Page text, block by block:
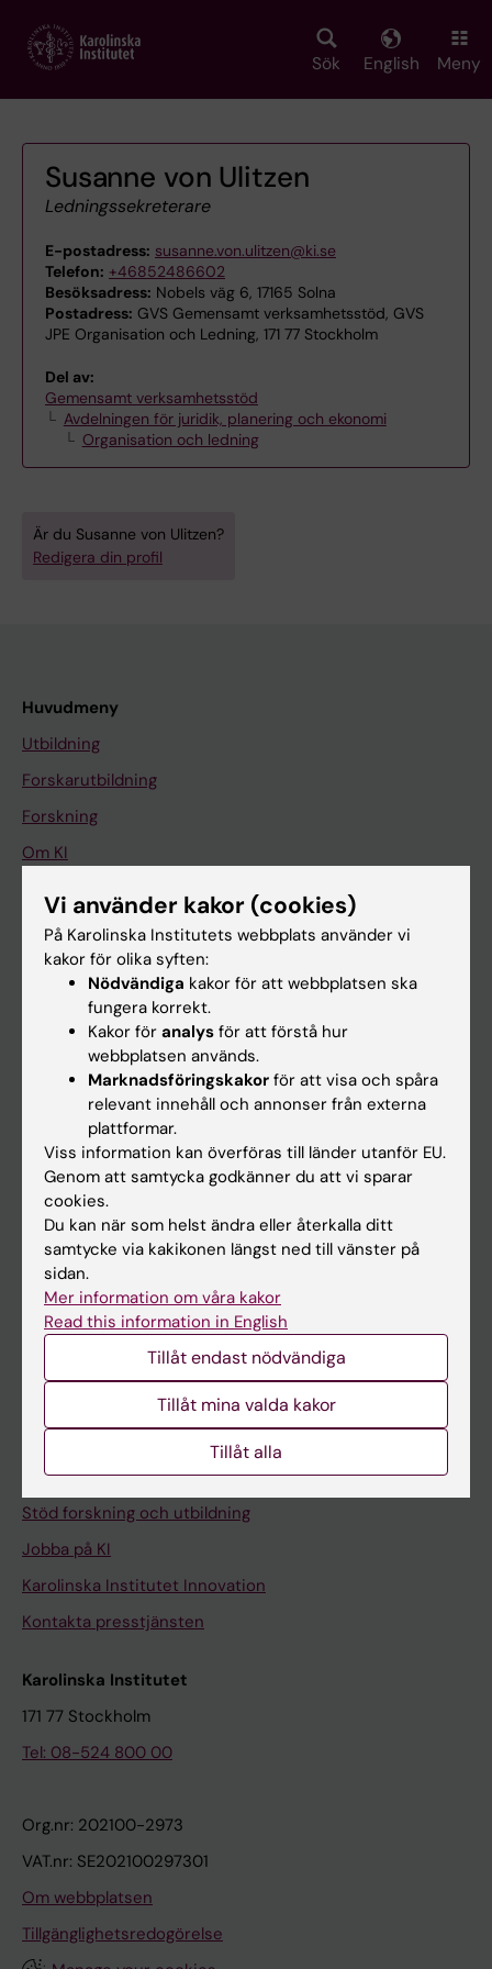
main
Sök English Meny
Susanne von Ulitzen
Ledningssekreterare
E-postadress: susanne.von.ulitzen@ki.se
Telefon: +46852486602
Besöksadress: Nobels väg 6, 17165 Solna
Postadress: GVS Gemensamt verksamhetsstöd, GVS
JPE Organisation och Ledning, 171 77 Stockholm
Del av:
Gemensamt verksamhetsstöd
Avdelningen för juridik, planering och ekonomi
Organisation och ledning
Är du Susanne von Ulitzen?
Redigera din profil
Huvudmeny
Utbildning
Forskarutbildning
Forskning
Om KI
På gång
Nyheter
Kalender
Schema
Studentmejlen
Kurs- och programwebbar
Student på KI
Medarbetarportalen
Universitetsbiblioteket
Stöd forskning och utbildning
Jobba på KI
Karolinska Institutet Innovation
Kontakta presstjänsten
Karolinska Institutet
171 77 Stockholm
Tel: 08-524 800 00
Org.nr: 202100-2973
VAT.nr: SE202100297301
Om webbplatsen
Tillgänglighetsredogörelse
Vi använder kakor (cookies)
På Karolinska Institutets webbplats använder vi
kakor för olika syften:
Nödvändiga kakor för att webbplatsen ska
fungera korrekt.
Kakor för analys för att förstå hur
webbplatsen används.
Marknadsföringskakor för att visa och spåra
relevant innehåll och annonser från externa
plattformar.
Viss information kan överföras till länder utanför EU.
Genom att samtycka godkänner du att vi sparar
cookies.
Du kan när som helst ändra eller återkalla ditt
samtycke via kakikonen längst ned till vänster på
sidan.
Mer information om våra kakor
Read this information in English
Tillåt endast nödvändiga
Tillåt mina valda kakor
Tillåt alla